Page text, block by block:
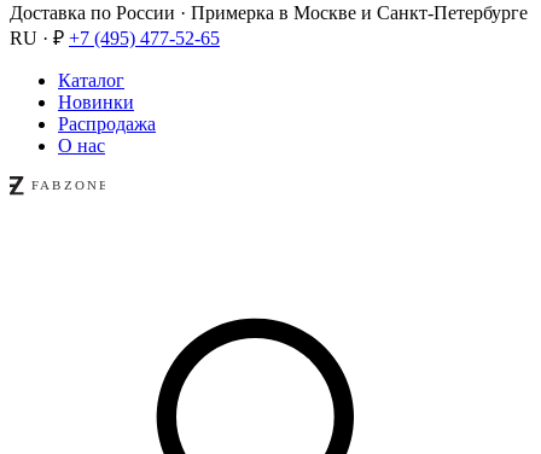
Доставка по России · Примерка в Москве и Санкт-Петербурге
RU · ₽ +7 (495) 477-52-65
Каталог
Новинки
Распродажа
О нас